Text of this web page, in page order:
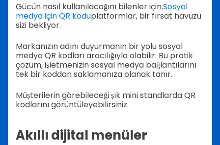
Gücün nasıl kullanılacağını bilenler için.Sosyal
medya için QR koduplatformlar, bir fırsat havuzu
sizi bekliyor.
Markanızın adını duyurmanın bir yolu sosyal
medya QR kodları aracılığıyla olabilir. Bu pratik
çözüm, işletmenizin sosyal medya bağlantılarını
tek bir koddan saklamanıza olanak tanır.
Müşterilerin görebileceği şık mini standlarda QR
kodlarını görüntüleyebilirsiniz.
Akıllı dijital menüler